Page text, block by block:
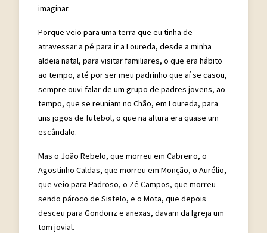
imaginar.
Porque veio para uma terra que eu tinha de
atravessar a pé para ir a Loureda, desde a minha
aldeia natal, para visitar familiares, o que era hábito
ao tempo, até por ser meu padrinho que aí se casou,
sempre ouvi falar de um grupo de padres jovens, ao
tempo, que se reuniam no Chão, em Loureda, para
uns jogos de futebol, o que na altura era quase um
escândalo.
Mas o João Rebelo, que morreu em Cabreiro, o
Agostinho Caldas, que morreu em Monção, o Aurélio,
que veio para Padroso, o Zé Campos, que morreu
sendo pároco de Sistelo, e o Mota, que depois
desceu para Gondoriz e anexas, davam da Igreja um
tom jovial.